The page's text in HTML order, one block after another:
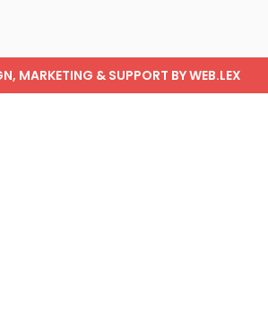
MARKETING & SUPPORT BYWEB.LEX